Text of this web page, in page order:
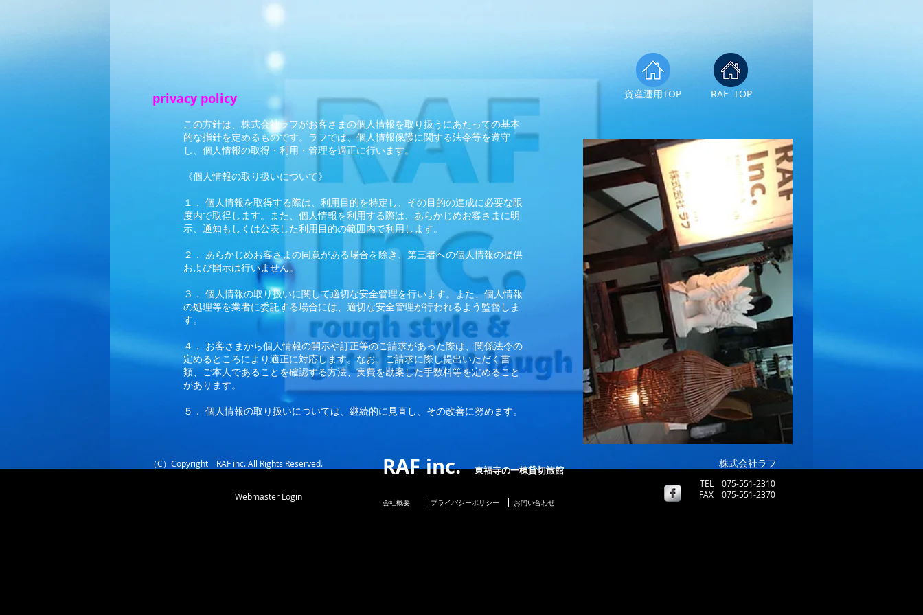
privacy policy
この方針は、株式会社ラフがお客さまの個人情報を取り扱うにあたっての基本
的な指針を定めるものです。ラフでは、個人情報保護に関する法令等を遵守
し、個人情報の取得・利用・管理を適正に行います。
《個人情報の取り扱いについて》
１． 個人情報を取得する際は、利用目的を特定し、その目的の達成に必要な限
度内で取得します。また、個人情報を利用する際は、あらかじめお客さまに明
示、通知もしくは公表した利用目的の範囲内で利用します。
２． あらかじめお客さまの同意がある場合を除き、第三者への個人情報の提供
および開示は行いません。
３． 個人情報の取り扱いに関して適切な安全管理を行います。また、個人情報
の処理等を業者に委託する場合には、適切な安全管理が行われるよう監督しま
す。
４． お客さまから個人情報の開示や訂正等のご請求があった際は、関係法令の
定めるところにより適正に対応します。なお、ご請求に際し提出いただく書
類、ご本人であることを確認する方法、実費を勘案した手数料等を定めること
があります。
５． 個人情報の取り扱いについては、継続的に見直し、その改善に努めます。
資産運用TOP RAF TOP
（C）Copyright RAF inc. All Rights Reserved.
Webmaster Login
RAF inc. 東福寺の一棟貸切旅館
会社概要 プライバシーポリシー お問い合わせ
TEL 075-551-2310
FAX 075-551-2370
​株式会社ラフ